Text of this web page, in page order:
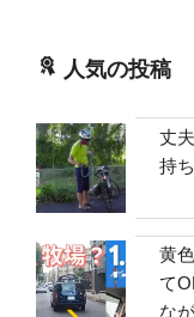
人気の投稿
丈
持
黄
て
な